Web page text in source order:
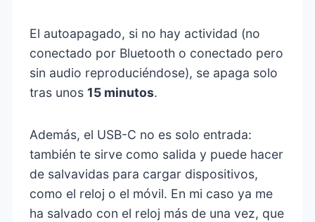
El autoapagado, si no hay actividad (no
conectado por Bluetooth o conectado pero
sin audio reproduciéndose), se apaga solo
tras unos 15 minutos.
Además, el USB-C no es solo entrada:
también te sirve como salida y puede hacer
de salvavidas para cargar dispositivos,
como el reloj o el móvil. En mi caso ya me
ha salvado con el reloj más de una vez, que